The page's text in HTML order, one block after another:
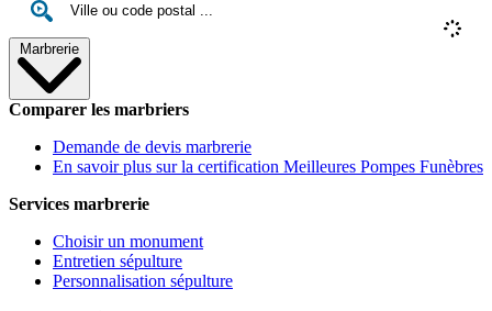
Marbrerie
Comparer les marbriers
Demande de devis marbrerie
En savoir plus sur la certification Meilleures Pompes Funèbres
Services marbrerie
Choisir un monument
Entretien sépulture
Personnalisation sépulture